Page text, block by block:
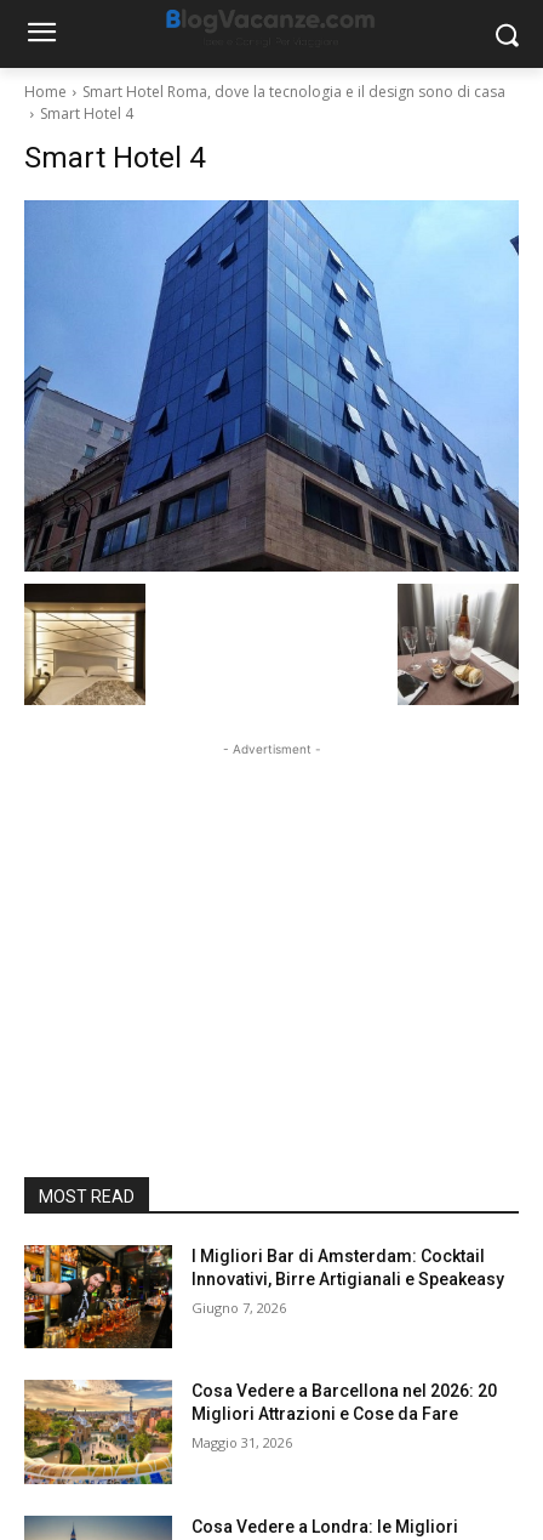
Home
Smart Hotel Roma, dove la tecnologia e il design sono di casa
Smart Hotel 4
Smart Hotel 4
- Advertisment -
MOST READ
I Migliori Bar di Amsterdam: Cocktail
Innovativi, Birre Artigianali e Speakeasy
Giugno 7, 2026
Cosa Vedere a Barcellona nel 2026: 20
Migliori Attrazioni e Cose da Fare
Maggio 31, 2026
Cosa Vedere a Londra: le Migliori